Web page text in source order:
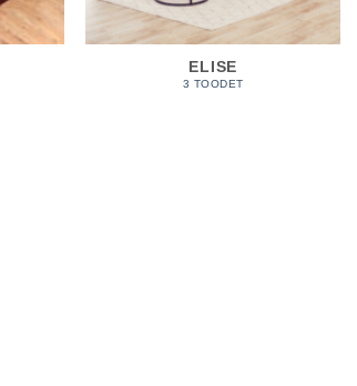
ELISE
3 TOODET